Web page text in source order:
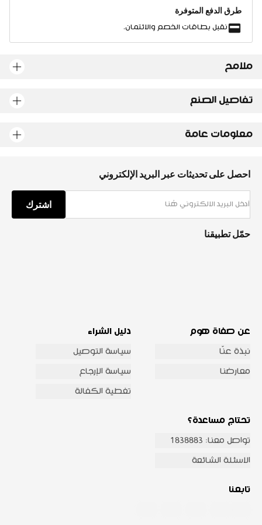
طرق الدفع المتوفرة
نقبل بطاقات الخصم والائتمان.
ملامح
تفاصيل الصنع
معلومات عامة
احصل على تحديثات عبر البريد الإلكتروني
اشترك
حمّل تطبيقنا
عن صفاة هوم
نبذة عنّا
معارضنا
دليل الشراء
سياسة التوصيل
سياسة الإرجاع
تغطية الكفالة
تحتاج مساعدة؟
تواصل معنا: 1838883
الاسئلة الشائعة
تابعنا